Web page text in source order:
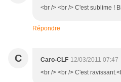
<br /> <br /> C'est sublime !
Répondre
C Caro-CLF 12/03/2011 07:47
<br /> <br /> C'est